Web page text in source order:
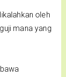
oleh
mana yang